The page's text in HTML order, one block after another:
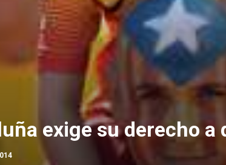
exige su derecho a